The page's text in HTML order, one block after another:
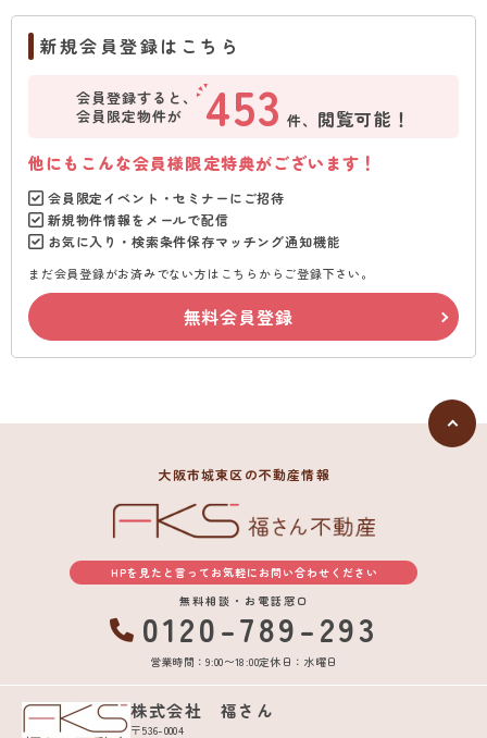
新規会員登録はこちら
会員登録すると、
会員限定物件が
453 件、 閲覧可能！
他にもこんな会員様限定特典がございます！
会員限定イベント・セミナーにご招待
新規物件情報をメールで配信
お気に入り・検索条件保存マッチング通知機能
まだ会員登録がお済みでない方はこちらからご登録下さい。
無料会員登録
大阪市城東区の不動産情報
HPを見たと言ってお気軽にお問い合わせください
無料相談・お電話窓口
0120-789-293
営業時間：9:00〜18:00定休日：水曜日
株式会社 福さん
〒536-0004